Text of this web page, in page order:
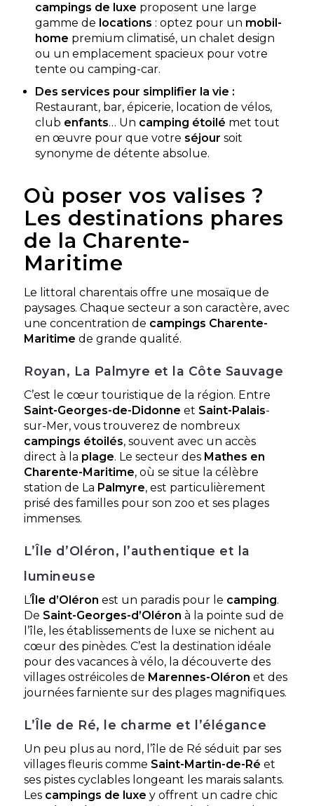
campings de luxe proposent une large
gamme de locations : optez pour un mobil-
home premium climatisé, un chalet design
ou un emplacement spacieux pour votre
tente ou camping-car.
Des services pour simplifier la vie :
Restaurant, bar, épicerie, location de vélos,
club enfants… Un camping étoilé met tout
en œuvre pour que votre séjour soit
synonyme de détente absolue.
Où poser vos valises ?
Les destinations phares
de la Charente-
Maritime
Le littoral charentais offre une mosaïque de
paysages. Chaque secteur a son caractère, avec
une concentration de campings Charente-
Maritime de grande qualité.
Royan, La Palmyre et la Côte Sauvage
C’est le cœur touristique de la région. Entre
Saint-Georges-de-Didonne et Saint-Palais-
sur-Mer, vous trouverez de nombreux
campings étoilés, souvent avec un accès
direct à la plage. Le secteur des Mathes en
Charente-Maritime, où se situe la célèbre
station de La Palmyre, est particulièrement
prisé des familles pour son zoo et ses plages
immenses.
L’Île d’Oléron, l’authentique et la
lumineuse
L’Île d’Oléron est un paradis pour le camping.
De Saint-Georges-d’Oléron à la pointe sud de
l’île, les établissements de luxe se nichent au
cœur des pinèdes. C’est la destination idéale
pour des vacances à vélo, la découverte des
villages ostréicoles de Marennes-Oléron et des
journées farniente sur des plages magnifiques.
L’Île de Ré, le charme et l’élégance
Un peu plus au nord, l’île de Ré séduit par ses
villages fleuris comme Saint-Martin-de-Ré et
ses pistes cyclables longeant les marais salants.
Les campings de luxe y offrent un cadre chic
★ 4.4/5 (323 avis)
Dès / semaine en location
Afficher les détails
Découvrir
Mobil-home 24m² 4
personnes
2 chambres - 4
À partir de336 €
Découvrir ce
locatif
Cottage Grand Confort
Glenans 31m² 4
personnes
personnes - 31 m²
Découvrir ce
locatif
Village Airotel Corsaire 2 Plages
Aux portes de La Rochelle, le Village Corsaire 2
des plages atlantiques de C
Aquitaine
Voir le site
★ 3.2/5 (1748 avis)
Dès299€/ semaine en location
Dès 16€ / nuit en emplacement
Afficher les détails
Découvrir
Mobil-home Aventurier
Handi
2 chambres - 6
personnes - 31 m²
À partir de 390 €/ 7
nuits